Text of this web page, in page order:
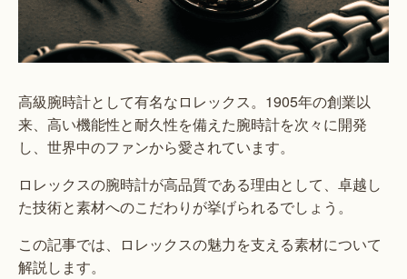
高級腕時計として有名なロレックス。1905年の創業以
来、高い機能性と耐久性を備えた腕時計を次々に開発
し、世界中のファンから愛されています。
ロレックスの腕時計が高品質である理由として、卓越し
た技術と素材へのこだわりが挙げられるでしょう。
この記事では、ロレックスの魅力を支える素材について
解説します。